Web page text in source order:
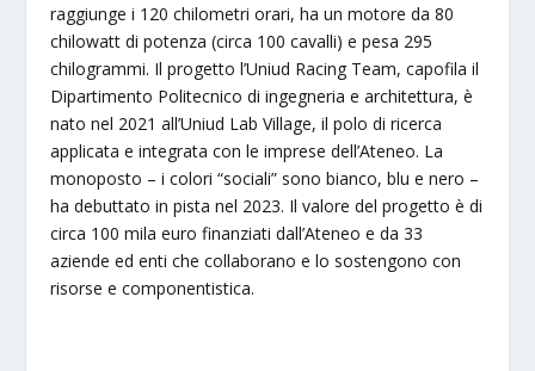
raggiunge i 120 chilometri orari, ha un motore da 80
chilowatt di potenza (circa 100 cavalli) e pesa 295
chilogrammi. Il progetto l’Uniud Racing Team, capofila il
Dipartimento Politecnico di ingegneria e architettura, è
nato nel 2021 all’Uniud Lab Village, il polo di ricerca
applicata e integrata con le imprese dell’Ateneo. La
monoposto – i colori “sociali” sono bianco, blu e nero –
ha debuttato in pista nel 2023. Il valore del progetto è di
circa 100 mila euro finanziati dall’Ateneo e da 33
aziende ed enti che collaborano e lo sostengono con
risorse e componentistica.